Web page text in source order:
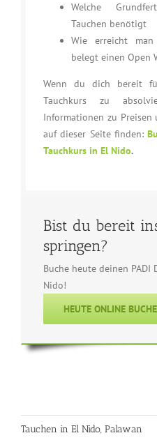
Welche
Tauchen benötigt
Wie erreicht
belegt einen Open
Wenn du dich bereit
Tauchkurs zu
Informationen zu Preisen
auf dieser Seite finden:
Tauchkurs in El Nido.
Bist du bereit
springen?
Buche heute deinen PADI
Nido!
HEUTE ONLINE
Tauchen in El Nido, Palawan